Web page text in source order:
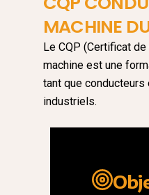
MACHINE
Le CQP (Certificat
machine est une
tant que
industriels.